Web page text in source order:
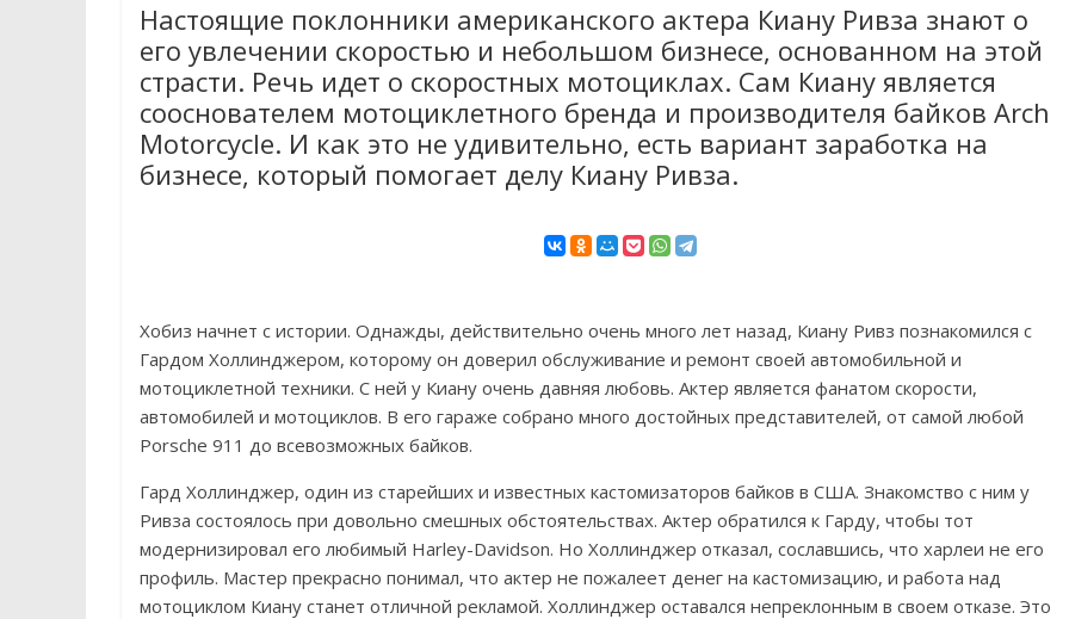
Настоящие поклонники американского актера Киану Ривза знают о
его увлечении скоростью и небольшом бизнесе, основанном на этой
страсти. Речь идет о скоростных мотоциклах. Сам Киану является
сооснователем мотоциклетного бренда и производителя байков Arch
Motorcycle. И как это не удивительно, есть вариант заработка на
бизнесе, который помогает делу Киану Ривза.
Хобиз начнет с истории. Однажды, действительно очень много лет назад, Киану Ривз познакомился с
Гардом Холлинджером, которому он доверил обслуживание и ремонт своей автомобильной и
мотоциклетной техники. С ней у Киану очень давняя любовь. Актер является фанатом скорости,
автомобилей и мотоциклов. В его гараже собрано много достойных представителей, от самой любой
Porsche 911 до всевозможных байков.
Гард Холлинджер, один из старейших и известных кастомизаторов байков в США. Знакомство с ним у
Ривза состоялось при довольно смешных обстоятельствах. Актер обратился к Гарду, чтобы тот
модернизировал его любимый Harley-Davidson. Но Холлинджер отказал, сославшись, что харлеи не его
профиль. Мастер прекрасно понимал, что актер не пожалеет денег на кастомизацию, и работа над
мотоциклом Киану станет отличной рекламой. Холлинджер оставался непреклонным в своем отказе. Это